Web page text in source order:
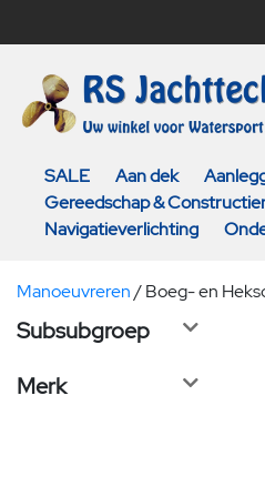
SALE Aan dek
Gereedschap &
Navigatieverlichting
Manoeuvreren/Boeg- en
Subsubgroep
Merk